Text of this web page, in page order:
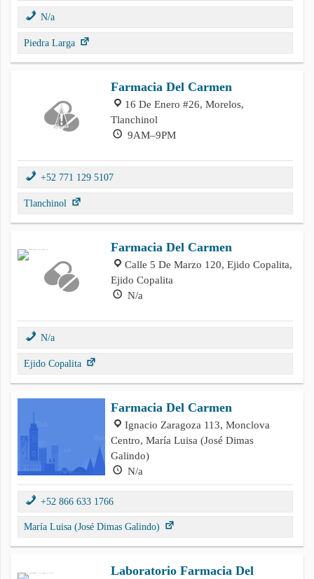
N/a
Piedra Larga
Farmacia Del Carmen
16 De Enero #26, Morelos,
Tlanchinol
9AM–9PM
+52 771 129 5107
Tlanchinol
Farmacia Del Carmen
Calle 5 De Marzo 120, Ejido Copalita,
Ejido Copalita
N/a
N/a
Ejido Copalita
Farmacia Del Carmen
Ignacio Zaragoza 113, Monclova
Centro, María Luisa (José Dimas
Galindo)
N/a
+52 866 633 1766
María Luisa (José Dimas Galindo)
Laboratorio Farmacia Del